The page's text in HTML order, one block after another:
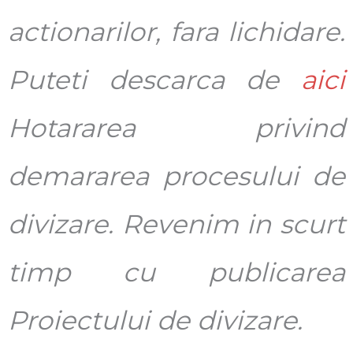
actionarilor, fara lichidare.
Puteti descarca de aici
Hotararea privind
demararea procesului de
divizare. Revenim in scurt
timp cu publicarea
Proiectului de divizare.